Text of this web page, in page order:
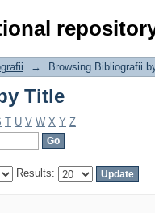
Title
→ Browsing Bibliografii
Title
T U V W X Y Z
Results: